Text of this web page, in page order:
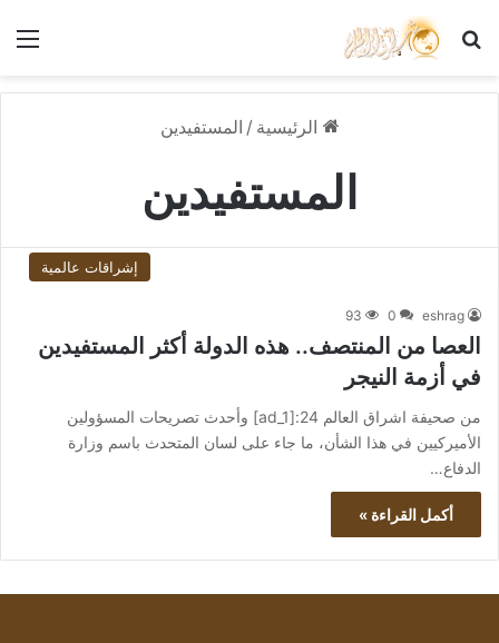
بحث عن
الرئيسية / المستفيدين
المستفيدين
إشراقات عالمية
eshrag
0
93
العصا من المنتصف.. هذه الدولة أكثر المستفيدين
في أزمة النيجر
من صحيفة اشراق العالم 24:[ad_1] وأحدث تصريحات المسؤولين
الأميركيين في هذا الشأن، ما جاء على لسان المتحدث باسم وزارة
الدفاع…
أكمل القراءة »